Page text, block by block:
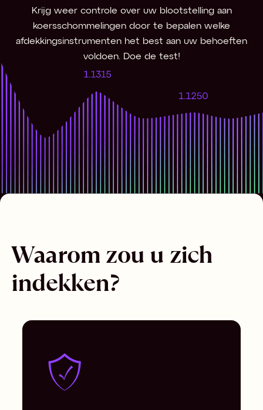
Krijg weer controle over uw blootstelling aan
koersschommelingen door te bepalen welke
afdekkingsinstrumenten het best aan uw behoeften
voldoen. Doe de test!
Waarom zou u zich
indekken?